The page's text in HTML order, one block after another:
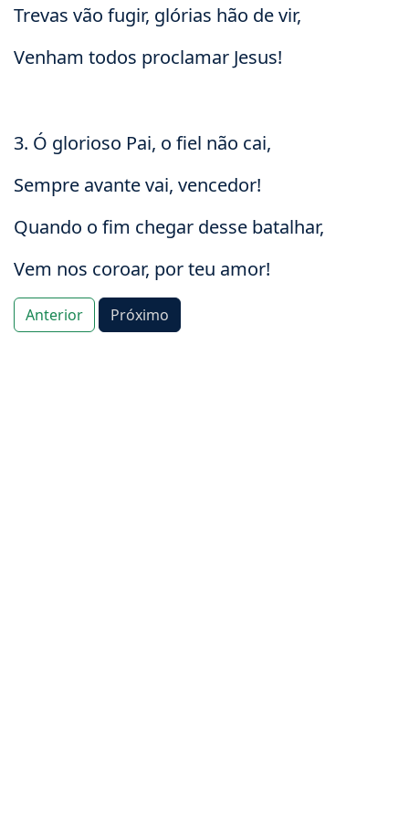
Trevas vão fugir, glórias hão de vir,
Venham todos proclamar Jesus!
3. Ó glorioso Pai, o fiel não cai,
Sempre avante vai, vencedor!
Quando o fim chegar desse batalhar,
Vem nos coroar, por teu amor!
Anterior Próximo